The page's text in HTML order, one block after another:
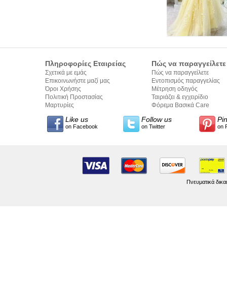
Πληροφορίες Εταιρείας
Σχετικά με εμάς
Επικοινωνήστε μαζί μας
Όροι Χρήσης
Πολιτική Προστασίας
Προσωπικών Δεδομένων
Μαρτυρίες
Πώς να παραγγείλετε
Πώς να παραγγείλετε
Εντοπισμός παραγγελίας
Μέτρηση οδηγός
Ταιριάζει & εγχειρίδιο
σύνταξης κειμένων
Φόρεμα Βασικά Care
Like us
on Facebook
Follow us
on Twitter on
Πνευματικά